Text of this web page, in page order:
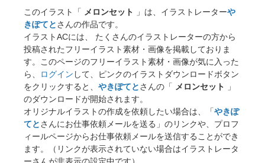
このイラスト「 メロンセット 」は、イラストレーターや
きぽてとさんの作品です。
イラストACには、 たくさんのイラストレーターの方から
投稿されたフリーイラスト素材・画像を掲載しておりま
す。このページのフリーイラスト素材・画像が気に入った
ら、
ログイン して、ピンクのイラストダウンロードボタン
をクリックすると、 やきぽてとさんの「 メロンセット
」
のダウンロードが開始されます。
オリジナルイラストの作成を依頼したい場合は、「やきぽ
てとさんにお仕事依頼メールを送る」のリンクや、プロフ
ィールページからお仕事依頼メールを送信することができ
ます。（リンクが表示されていない場合はイラストレータ